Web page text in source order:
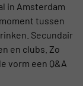
in Amsterdam
tussen
Secundair
en clubs. Zo
vorm een Q&A